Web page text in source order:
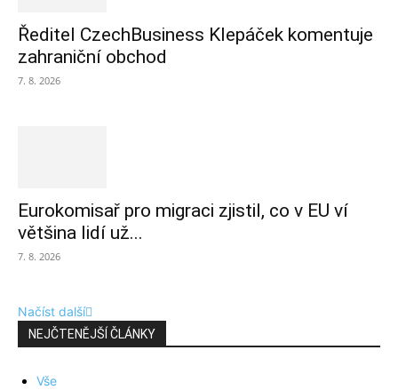
Ředitel CzechBusiness Klepáček komentuje
zahraniční obchod
7. 8. 2026
Eurokomisař pro migraci zjistil, co v EU ví
většina lidí už...
7. 8. 2026
Načíst další
NEJČTENĚJŠÍ ČLÁNKY
Vše